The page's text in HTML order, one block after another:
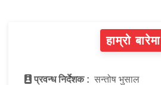
हाम्रो बारेमा
प्रवन्ध निर्देशक : सन्तोष भुसाल